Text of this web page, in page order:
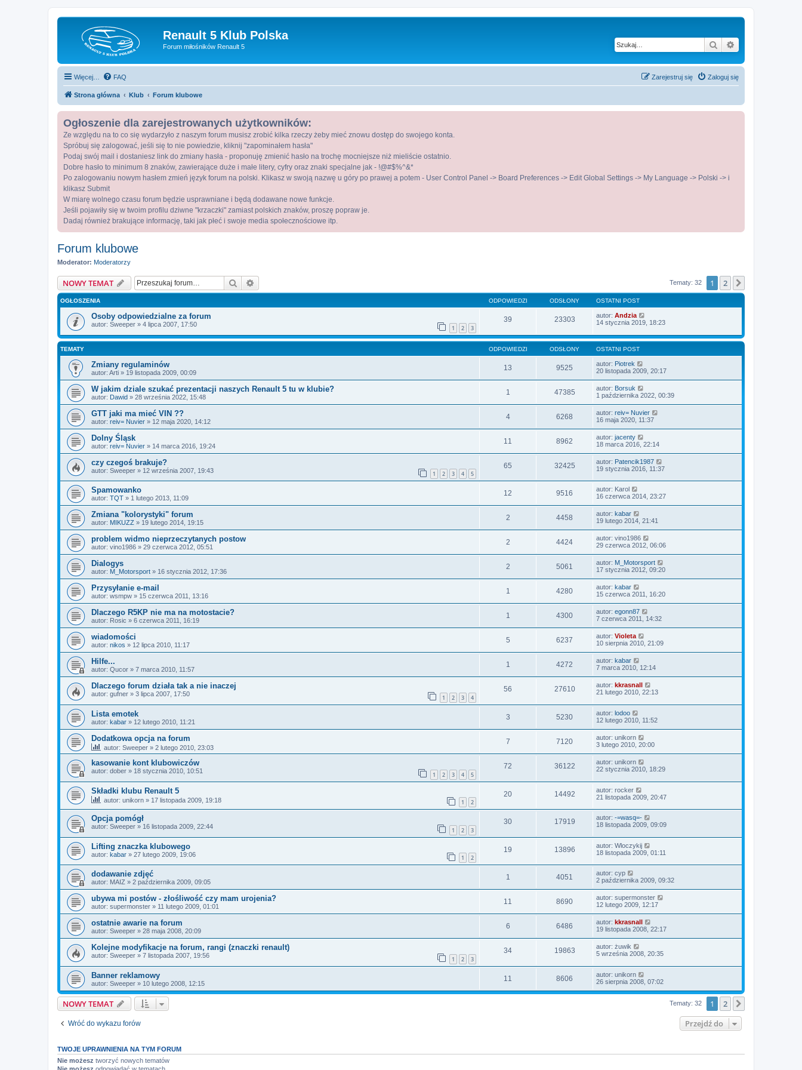
Renault 5 Klub Polska
Forum miłośników Renault 5 Szukaj
Więcej… FAQ Zaloguj się
Zarejestruj się
Strona główna Klub Forum klubowe
Ogłoszenie dla zarejestrowanych użytkowników:
Ze względu na to co się wydarzyło z naszym forum musisz zrobić kilka rzeczy żeby mieć znowu dostęp do swojego konta.
Spróbuj się zalogować, jeśli się to nie powiedzie, kliknij "zapominałem hasła"
Podaj swój mail i dostaniesz link do zmiany hasła - proponuję zmienić hasło na trochę mocniejsze niż mieliście ostatnio.
Dobre hasło to minimum 8 znaków, zawierające duże i małe litery, cyfry oraz znaki specjalne jak - !@#$%^&*
Po zalogowaniu nowym hasłem zmień język forum na polski. Klikasz w swoją nazwę u góry po prawej a potem - User Control Panel -> Board Preferences -> Edit Global Settings -> My Language -> Polski -> i
klikasz Submit
W miarę wolnego czasu forum będzie usprawniane i będą dodawane nowe funkcje.
Jeśli pojawiły się w twoim profilu dziwne "krzaczki" zamiast polskich znaków, proszę popraw je.
Dadaj również brakujące informację, taki jak płeć i swoje media społecznościowe itp.
Forum klubowe
Moderator: Moderatorzy
NOWY TEMAT Szukaj Tematy: 32 1 2
OGŁOSZENIA ODPOWIEDZI ODSŁONY OSTATNI POST
Osoby odpowiedzialne za forum
autor: Sweeper » 4 lipca 2007, 17:50 1 2 3
39 23303 autor: Andzia
14 stycznia 2019, 18:23
TEMATY ODPOWIEDZI ODSŁONY OSTATNI POST
Zmiany regulaminów
autor: Arti » 19 listopada 2009, 00:09
13 9525 autor: Piotrek
20 listopada 2009, 20:17
W jakim dziale szukać prezentacji naszych Renault 5 tu w klubie?
autor: Dawid » 28 września 2022, 15:48
1 47385 autor: Borsuk
1 października 2022, 00:39
GTT jaki ma mieć VIN ??
autor: reiv= Nuvier » 12 maja 2020, 14:12
4 6268 autor: reiv= Nuvier
16 maja 2020, 11:37
Dolny Śląsk
autor: reiv= Nuvier » 14 marca 2016, 19:24
11 8962 autor: jacenty
18 marca 2016, 22:14
czy czegoś brakuje?
autor: Sweeper » 12 września 2007, 19:43 1 2 3 4 5
65 32425 autor: Patencik1987
19 stycznia 2016, 11:37
Spamowanko
autor: TQT » 1 lutego 2013, 11:09
12 9516 autor: Karol
16 czerwca 2014, 23:27
Zmiana "kolorystyki" forum
autor: MIKUZZ » 19 lutego 2014, 19:15
2 4458 autor: kabar
19 lutego 2014, 21:41
problem widmo nieprzeczytanych postow
autor: vino1986 » 29 czerwca 2012, 05:51
2 4424 autor: vino1986
29 czerwca 2012, 06:06
Dialogys
autor: M_Motorsport » 16 stycznia 2012, 17:36
2 5061 autor: M_Motorsport
17 stycznia 2012, 09:20
Przysyłanie e-mail
autor: wsmpw » 15 czerwca 2011, 13:16
1 4280 autor: kabar
15 czerwca 2011, 16:20
Dlaczego R5KP nie ma na motostacie?
autor: Rosic » 6 czerwca 2011, 16:19
1 4300 autor: egonn87
7 czerwca 2011, 14:32
wiadomości
autor: nikos » 12 lipca 2010, 11:17
5 6237 autor: Violeta
10 sierpnia 2010, 21:09
Hilfe...
autor: Qucor » 7 marca 2010, 11:57
1 4272 autor: kabar
7 marca 2010, 12:14
Dlaczego forum działa tak a nie inaczej
autor: gufner » 3 lipca 2007, 17:50 1 2 3 4
56 27610 autor: kkrasnall
21 lutego 2010, 22:13
Lista emotek
autor: kabar » 12 lutego 2010, 11:21
3 5230 autor: lodoo
12 lutego 2010, 11:52
Dodatkowa opcja na forum
autor: Sweeper » 2 lutego 2010, 23:03
7 7120 autor: unikorn
3 lutego 2010, 20:00
kasowanie kont klubowiczów
autor: dober » 18 stycznia 2010, 10:51 1 2 3 4 5
72 36122 autor: unikorn
22 stycznia 2010, 18:29
Składki klubu Renault 5
autor: unikorn » 17 listopada 2009, 19:18 1 2
20 14492 autor: rocker
21 listopada 2009, 20:47
Opcja pomógł
autor: Sweeper » 16 listopada 2009, 22:44 1 2 3
30 17919 autor: -=wasq=-
18 listopada 2009, 09:09
Lifting znaczka klubowego
autor: kabar » 27 lutego 2009, 19:06 1 2
19 13896 autor: Wloczykij
18 listopada 2009, 01:11
dodawanie zdjęć
autor: MAIZ » 2 października 2009, 09:05
1 4051 autor: cyp
2 października 2009, 09:32
ubywa mi postów - złośliwość czy mam urojenia?
autor: supermonster » 11 lutego 2009, 01:01
11 8690 autor: supermonster
12 lutego 2009, 12:17
ostatnie awarie na forum
autor: Sweeper » 28 maja 2008, 20:09
6 6486 autor: kkrasnall
19 listopada 2008, 22:17
Kolejne modyfikacje na forum, rangi (znaczki renault)
autor: Sweeper » 7 listopada 2007, 19:56 1 2 3
34 19863 autor: żuwik
5 września 2008, 20:35
Banner reklamowy
autor: Sweeper » 10 lutego 2008, 12:15
11 8606 autor: unikorn
26 sierpnia 2008, 07:02
NOWY TEMAT Tematy: 32 1 2
Wróć do wykazu forów Przejdź do
TWOJE UPRAWNIENIA NA TYM FORUM
Nie możesz tworzyć nowych tematów